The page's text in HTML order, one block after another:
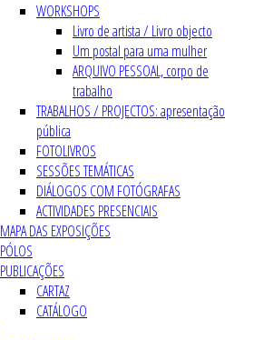
WORKSHOPS
Livro de artista / Livro objecto
Um postal para uma mulher
ARQUIVO PESSOAL, corpo de
trabalho
TRABALHOS / PROJECTOS: apresentação
pública
FOTOLIVROS
SESSÕES TEMÁTICAS
DIÁLOGOS COM FOTÓGRAFAS
ACTIVIDADES PRESENCIAIS
MAPA DAS EXPOSIÇÕES
PÓLOS
PUBLICAÇÕES
CARTAZ
CATÁLOGO